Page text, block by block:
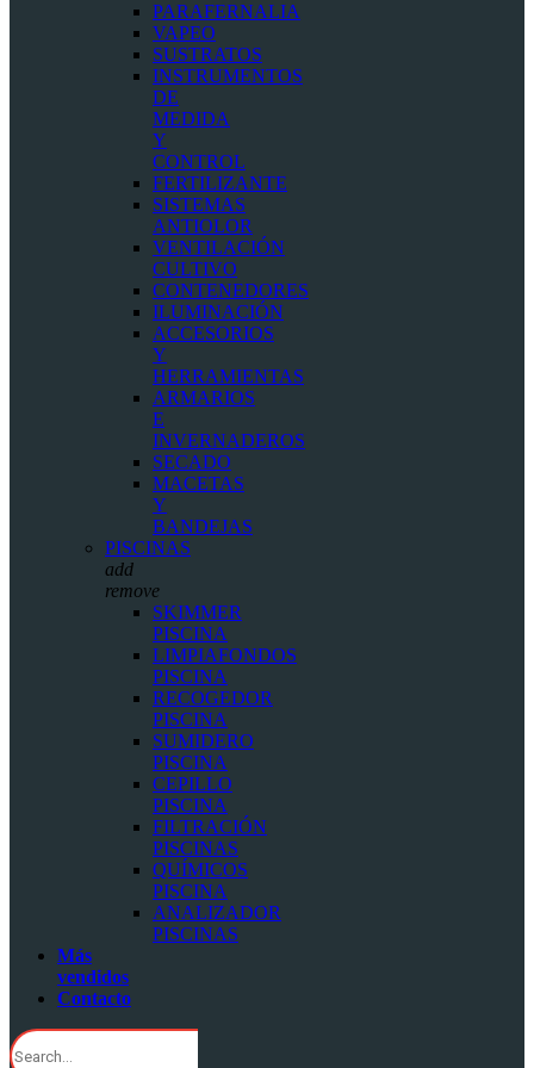
PARAFERNALIA
VAPEO
SUSTRATOS
INSTRUMENTOS
DE
MEDIDA
Y
CONTROL
FERTILIZANTE
SISTEMAS
ANTIOLOR
VENTILACIÓN
CULTIVO
CONTENEDORES
ILUMINACIÓN
ACCESORIOS
Y
HERRAMIENTAS
ARMARIOS
E
INVERNADEROS
SECADO
MACETAS
Y
BANDEJAS
PISCINAS
add
remove
SKIMMER
PISCINA
LIMPIAFONDOS
PISCINA
RECOGEDOR
PISCINA
SUMIDERO
PISCINA
CEPILLO
PISCINA
FILTRACIÓN
PISCINAS
QUÍMICOS
PISCINA
ANALIZADOR
PISCINAS
Más
vendidos
Contacto